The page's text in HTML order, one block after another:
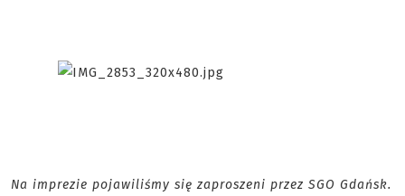
Na imprezie pojawiliśmy się zaproszeni przez SGO Gdańsk.